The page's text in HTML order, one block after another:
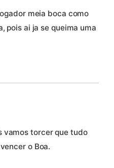
meia boca como
pois ai ja se queima uma
vamos torcer que tudo
o Boa.